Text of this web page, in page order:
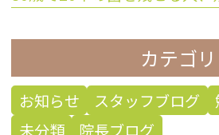
カテゴリ
お知らせ スタッフブログ
未分類
院長ブログ